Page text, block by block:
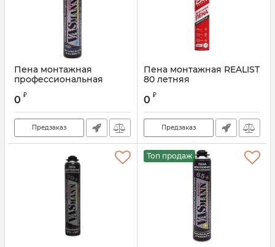
Пена монтажная
профессиональная
зимняя, 1020 г
0 ₽
Предзаказ
Пена монтажная REALIST
80 летняя
Артикул:
0 ₽
Предзаказ
Топ продаж